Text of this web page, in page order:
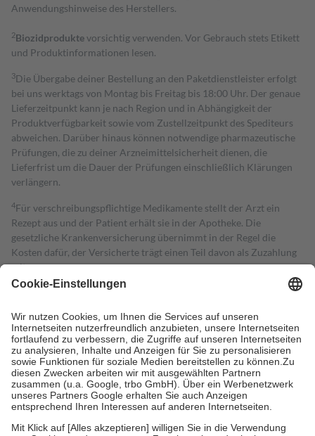
Anwendungshinweise des Herstellers.
2Biozidproduktevorsichtig verwenden. Vor Gebrauch stets Etikett
und Produktinformationen lesen.
3Die Übergabe deiner Bestellung an den Paketdienstleister erfolgt
bei uns werktags von Montag bis Freitag bis 18:00 Uhr. Der genaue
Lieferzeitpunkt kann je nach Region und in Abhängigkeit der
Produktverfügbarkeit sowie vom Zustellzeitpunkt des Spediteurs
abweichen. Darüber hinaus können notwendige pharmazeutische
Prüfungen, die zu deiner Arzneimittelsicherheit dienen, die
Lieferfrist um die Dauer der Prüfungen einschließlich Klärungen
verlängern.
4Für verschreibungspflichtige Medikamente stellt der Arzt ein
Rezept aus und der Patient erhält sie in der Apotheke. Die
gesetzliche Krankenversicherung übernimmt in der Regel die
Kosten dafür, der Versicherte trägt einen Teil davon als Zuzahlung
mit.
Grundsätzlich leisten Mitglieder Zuzahlungen in Höhe von zehn
höchstens zehn Euro.
Es sind jedoch nie mehr als die tatsächlichen
Kosten der Leistung zu entrichten.
Diese Regeln gelten grundsätzlich auch für Online-Apotheken.
Bei Heilmitteln und häuslicher Krankenpflege beträgt die
Zuzahlung zehn Prozent der Kosten sowie zehn Euro je
Verordnung.
Um das Engagement der Versicherten für ihre eigene Gesundheit zu
stärken und die besondere Stellung der Familie zu unterstützen,
fallenkeine Zuzahlungenan bei: